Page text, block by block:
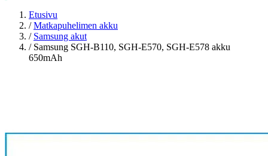
Etusivu
/ Matkapuhelimen akku
/ Samsung akut
/ Samsung SGH-B110, SGH-E570, SGH-E578 akku
650mAh